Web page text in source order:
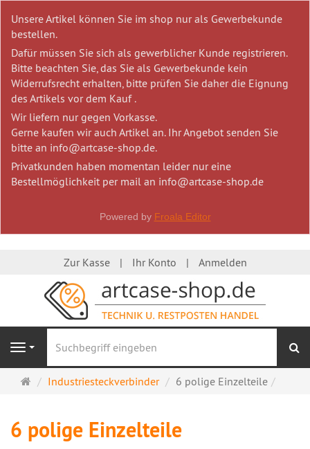
Unsere Artikel können Sie im shop nur als Gewerbekunde
bestellen.
Dafür müssen Sie sich als gewerblicher Kunde registrieren.
Bitte beachten Sie, das Sie als Gewerbekunde kein
Widerrufsrecht erhalten, bitte prüfen Sie daher die Eignung
des Artikels vor dem Kauf .
Wir liefern nur gegen Vorkasse.
Gerne kaufen wir auch Artikel an. Ihr Angebot senden Sie
bitte an info@artcase-shop.de.
Privatkunden haben momentan leider nur eine
Bestellmöglichkeit per mail an info@artcase-shop.de
Powered by Froala Editor
Zur Kasse Ihr Konto Anmelden
Navigation
Startseite
Industriesteckverbinder 6 polige Einzelteile
6 polige Einzelteile